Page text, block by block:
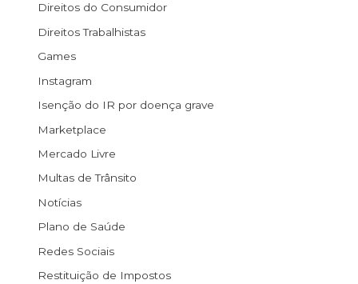
Direitos do Consumidor
Direitos Trabalhistas
Games
Instagram
Isenção do IR por doença grave
Marketplace
Mercado Livre
Multas de Trânsito
Notícias
Plano de Saúde
Redes Sociais
Restituição de Impostos